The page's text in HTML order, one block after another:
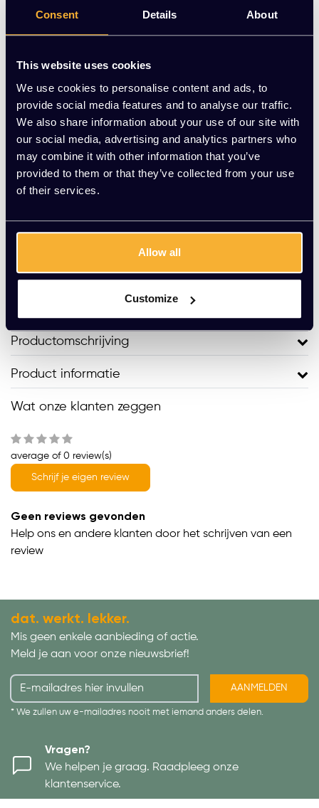
Consent Details About
This website uses cookies
We use cookies to personalise content and ads, to
provide social media features and to analyse our traffic.
We also share information about your use of our site with
our social media, advertising and analytics partners who
may combine it with other information that you’ve
provided to them or that they’ve collected from your use
of their services.
Allow all
Customize
Op voorraad
Vraag jouw persoonlijke aanbieding aan
Gratis montage
Productomschrijving
Product informatie
Wat onze klanten zeggen
average of 0 review(s)
Schrijf je eigen review
Geen reviews gevonden
Help ons en andere klanten door het schrijven van een
review
dat. werkt. lekker.
Mis geen enkele aanbieding of actie.
Meld je aan voor onze nieuwsbrief!
AANMELDEN
* We zullen uw e-mailadres nooit met iemand anders delen.
Vragen?
We helpen je graag. Raadpleeg onze
klantenservice.